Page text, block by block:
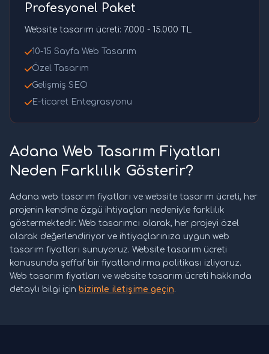
Profesyonel Paket
Website tasarım ücreti: 7.000 - 15.000 TL
10-15 Sayfa Web Tasarım
Özel Tasarım
Gelişmiş SEO
E-ticaret Entegrasyonu
Adana Web Tasarım Fiyatları
Neden Farklılık Gösterir?
Adana web tasarım fiyatları ve website tasarım ücreti, her
projenin kendine özgü ihtiyaçları nedeniyle farklılık
göstermektedir. Web tasarımcı olarak, her projeyi özel
olarak değerlendiriyor ve ihtiyaçlarınıza uygun web
tasarım fiyatları sunuyoruz. Website tasarım ücreti
konusunda şeffaf bir fiyatlandırma politikası izliyoruz.
Web tasarım fiyatları ve website tasarım ücreti hakkında
detaylı bilgi için bizimle iletişime geçin.